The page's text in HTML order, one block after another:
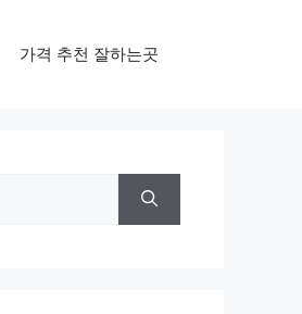
가격 추천 잘하는곳